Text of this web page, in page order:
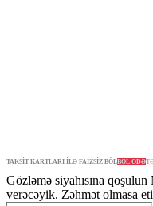
TAKSİT KARTLARI İLƏ FAİZSİZ BÖLBÖL ÖDƏ
Gözləmə siyahısına qoşulun
verəcəyik. Zəhmət olmasa